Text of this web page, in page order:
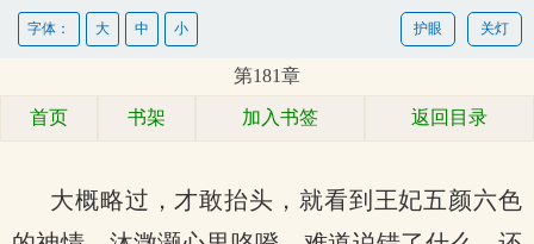
关灯
护眼
字体： 大 中 小
第181章
首页 书架 加入书签 返回目录
大概略过，才敢抬头，就看到王妃五颜六色